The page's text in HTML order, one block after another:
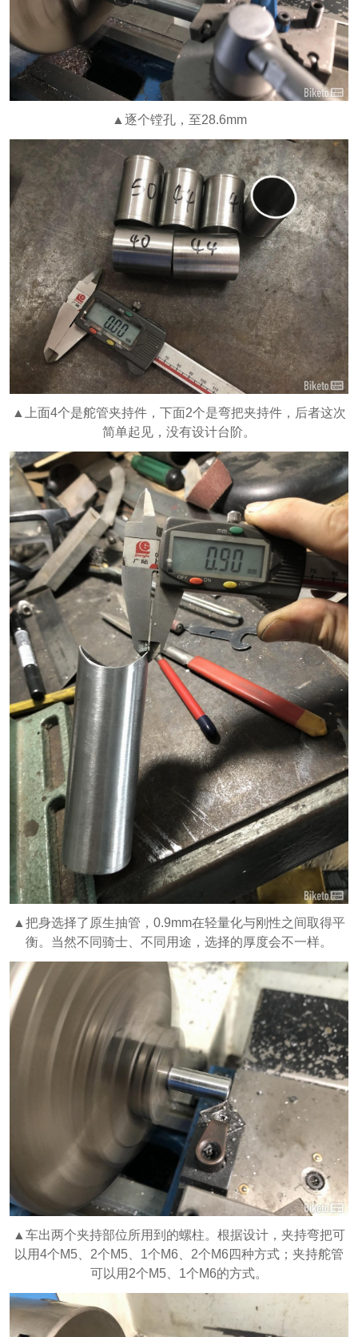
▲逐个镗孔，至28.6mm
▲上面4个是舵管夹持件，下面2个是弯把夹持件，后者这次
简单起见，没有设计台阶。
▲把身选择了原生抽管，0.9mm在轻量化与刚性之间取得平
衡。当然不同骑士、不同用途，选择的厚度会不一样。
▲车出两个夹持部位所用到的螺柱。根据设计，夹持弯把可
以用4个M5、2个M5、1个M6、2个M6四种方式；夹持舵管
可以用2个M5、1个M6的方式。